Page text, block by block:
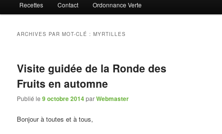
Recettes Contact Ordonnance Verte
ARCHIVES PAR MOT-CLÉ :MYRTILLES
Visite guidée de la Ronde des
Fruits en automne
Publié le9 octobre 2014parWebmaster
Bonjour à toutes et à tous,